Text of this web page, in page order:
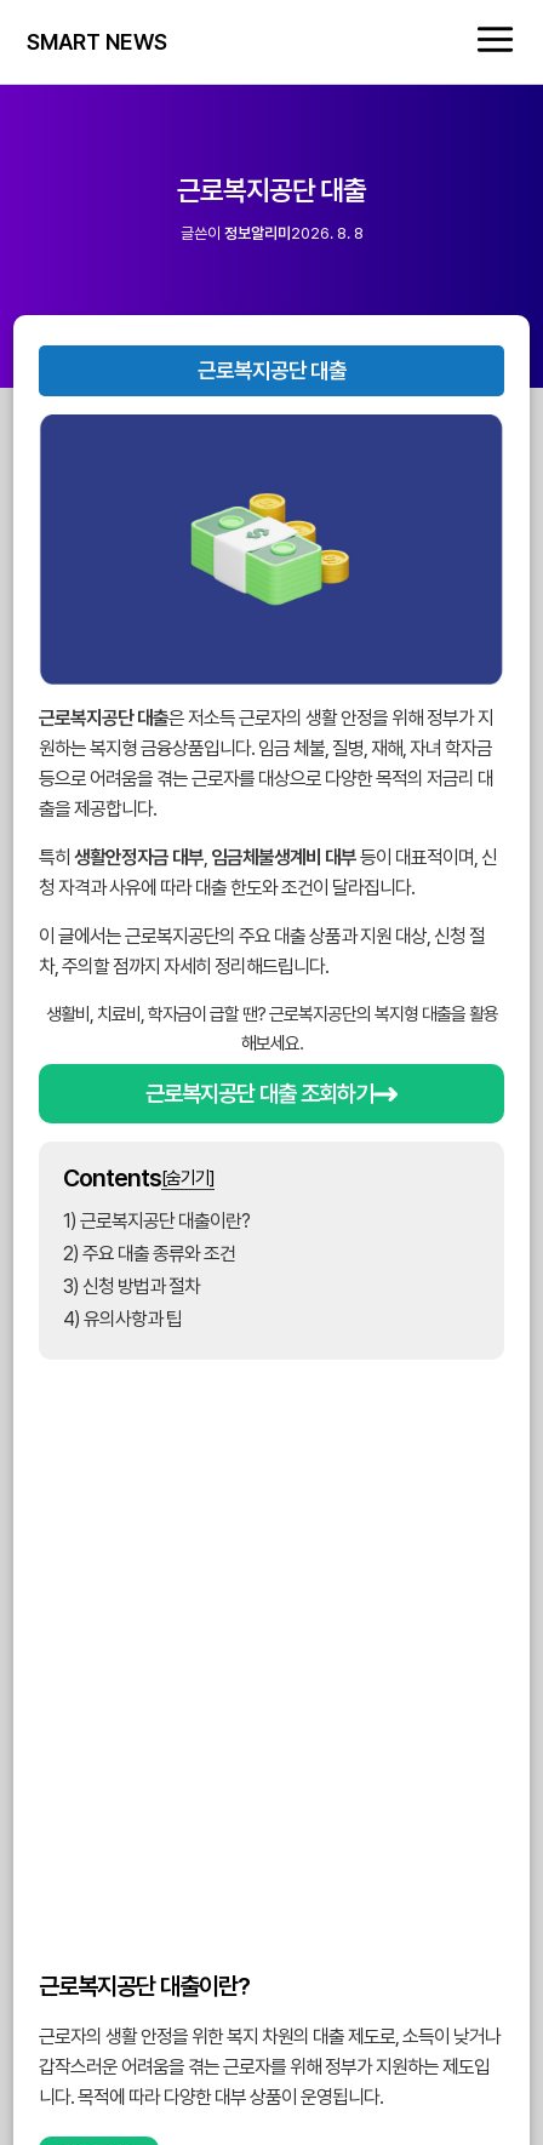
SMART NEWS
근로복지공단 대출
글쓴이 정보알리미2026. 8. 8
근로복지공단 대출
근로복지공단 대출은 저소득 근로자의 생활 안정을 위해 정부가 지
원하는 복지형 금융상품입니다. 임금 체불, 질병, 재해, 자녀 학자금
등으로 어려움을 겪는 근로자를 대상으로 다양한 목적의 저금리 대
출을 제공합니다.
특히생활안정자금 대부, 임금체불생계비 대부등이 대표적이며, 신
청 자격과 사유에 따라 대출 한도와 조건이 달라집니다.
이 글에서는 근로복지공단의 주요 대출 상품과 지원 대상, 신청 절
차, 주의할 점까지 자세히 정리해드립니다.
생활비, 치료비, 학자금이 급할 땐? 근로복지공단의 복지형 대출을 활용
해보세요.
근로복지공단 대출 조회하기
Contents[숨기기]
1) 근로복지공단 대출이란?
2) 주요 대출 종류와 조건
3) 신청 방법과 절차
4) 유의사항과 팁
근로복지공단 대출이란?
근로자의 생활 안정을 위한 복지 차원의 대출 제도로, 소득이 낮거나
갑작스러운 어려움을 겪는 근로자를 위해 정부가 지원하는 제도입
니다. 목적에 따라 다양한 대부 상품이 운영됩니다.